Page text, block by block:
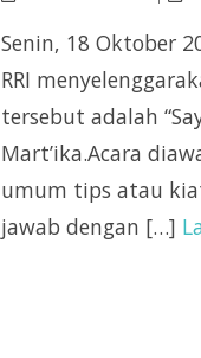
Senin, 18 Oktober
RRI
tersebut adalah
Mart’ika.Acara
umum tips atau
jawab dengan […]